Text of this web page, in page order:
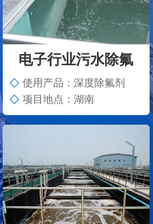
电子行业污水除氟
使用产品：深度除氟剂
项目地点：湖南